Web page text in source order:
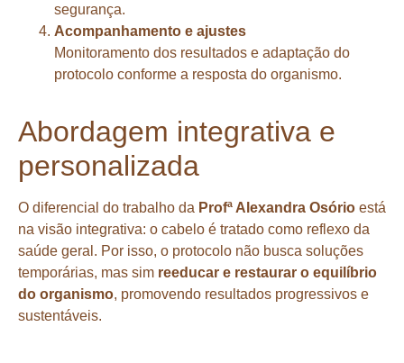
segurança.
Acompanhamento e ajustes
Monitoramento dos resultados e adaptação do
protocolo conforme a resposta do organismo.
Abordagem integrativa e
personalizada
O diferencial do trabalho da Profª Alexandra Osório está
na visão integrativa: o cabelo é tratado como reflexo da
saúde geral. Por isso, o protocolo não busca soluções
temporárias, mas sim reeducar e restaurar o equilíbrio
do organismo, promovendo resultados progressivos e
sustentáveis.